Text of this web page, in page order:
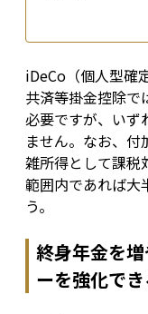
iDeCo（個人型確
共済等掛金控除で
必要ですが、いず
ません。なお、付
雑所得として課税
範囲内であれば大
う。
終身年金を
ーを強化でき